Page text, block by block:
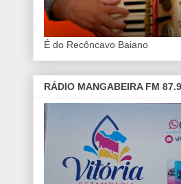
É do Recôncavo Baiano
RÁDIO MANGABEIRA FM 87.9